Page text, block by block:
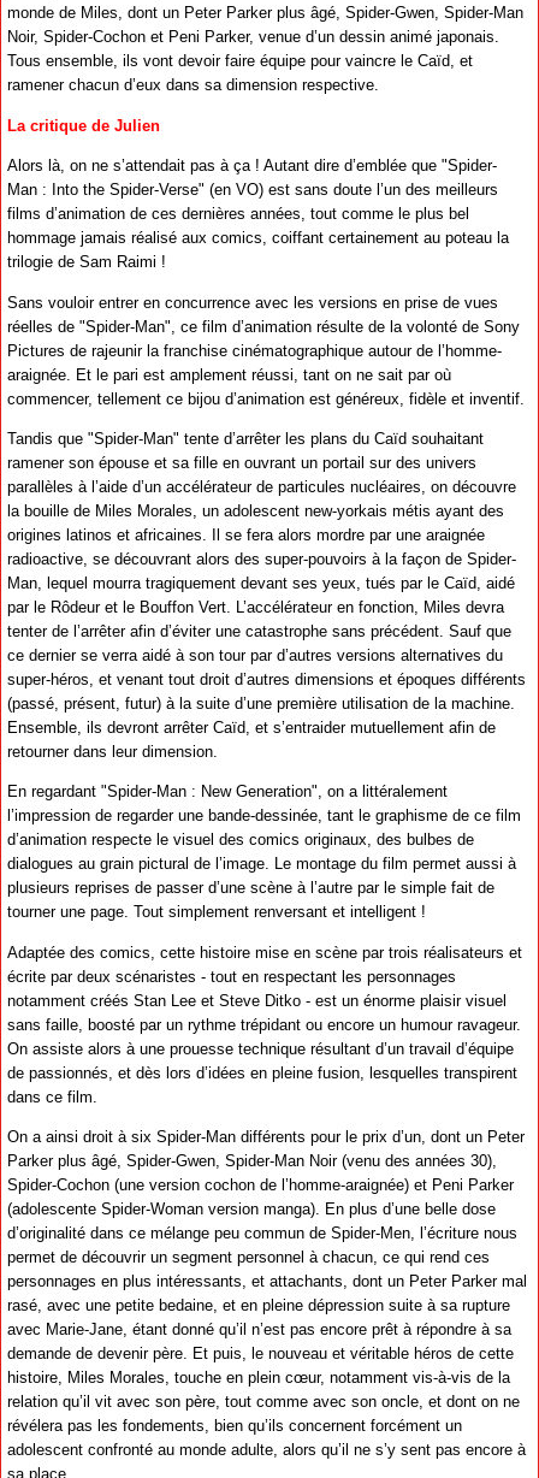
monde de Miles, dont un Peter Parker plus âgé, Spider-Gwen, Spider-Man
Noir, Spider-Cochon et Peni Parker, venue d’un dessin animé japonais.
Tous ensemble, ils vont devoir faire équipe pour vaincre le Caïd, et
ramener chacun d’eux dans sa dimension respective.
La critique de Julien
Alors là, on ne s’attendait pas à ça ! Autant dire d’emblée que "Spider-
Man : Into the Spider-Verse" (en VO) est sans doute l’un des meilleurs
films d’animation de ces dernières années, tout comme le plus bel
hommage jamais réalisé aux comics, coiffant certainement au poteau la
trilogie de Sam Raimi !
Sans vouloir entrer en concurrence avec les versions en prise de vues
réelles de "Spider-Man", ce film d’animation résulte de la volonté de Sony
Pictures de rajeunir la franchise cinématographique autour de l’homme-
araignée. Et le pari est amplement réussi, tant on ne sait par où
commencer, tellement ce bijou d’animation est généreux, fidèle et inventif.
Tandis que "Spider-Man" tente d’arrêter les plans du Caïd souhaitant
ramener son épouse et sa fille en ouvrant un portail sur des univers
parallèles à l’aide d’un accélérateur de particules nucléaires, on découvre
la bouille de Miles Morales, un adolescent new-yorkais métis ayant des
origines latinos et africaines. Il se fera alors mordre par une araignée
radioactive, se découvrant alors des super-pouvoirs à la façon de Spider-
Man, lequel mourra tragiquement devant ses yeux, tués par le Caïd, aidé
par le Rôdeur et le Bouffon Vert. L’accélérateur en fonction, Miles devra
tenter de l’arrêter afin d’éviter une catastrophe sans précédent. Sauf que
ce dernier se verra aidé à son tour par d’autres versions alternatives du
super-héros, et venant tout droit d’autres dimensions et époques différents
(passé, présent, futur) à la suite d’une première utilisation de la machine.
Ensemble, ils devront arrêter Caïd, et s’entraider mutuellement afin de
retourner dans leur dimension.
En regardant "Spider-Man : New Generation", on a littéralement
l’impression de regarder une bande-dessinée, tant le graphisme de ce film
d’animation respecte le visuel des comics originaux, des bulbes de
dialogues au grain pictural de l’image. Le montage du film permet aussi à
plusieurs reprises de passer d’une scène à l’autre par le simple fait de
tourner une page. Tout simplement renversant et intelligent !
Adaptée des comics, cette histoire mise en scène par trois réalisateurs et
écrite par deux scénaristes - tout en respectant les personnages
notamment créés Stan Lee et Steve Ditko - est un énorme plaisir visuel
sans faille, boosté par un rythme trépidant ou encore un humour ravageur.
On assiste alors à une prouesse technique résultant d’un travail d’équipe
de passionnés, et dès lors d’idées en pleine fusion, lesquelles transpirent
dans ce film.
On a ainsi droit à six Spider-Man différents pour le prix d’un, dont un Peter
Parker plus âgé, Spider-Gwen, Spider-Man Noir (venu des années 30),
Spider-Cochon (une version cochon de l’homme-araignée) et Peni Parker
(adolescente Spider-Woman version manga). En plus d’une belle dose
d’originalité dans ce mélange peu commun de Spider-Men, l’écriture nous
permet de découvrir un segment personnel à chacun, ce qui rend ces
personnages en plus intéressants, et attachants, dont un Peter Parker mal
rasé, avec une petite bedaine, et en pleine dépression suite à sa rupture
avec Marie-Jane, étant donné qu’il n’est pas encore prêt à répondre à sa
demande de devenir père. Et puis, le nouveau et véritable héros de cette
histoire, Miles Morales, touche en plein cœur, notamment vis-à-vis de la
relation qu’il vit avec son père, tout comme avec son oncle, et dont on ne
révélera pas les fondements, bien qu’ils concernent forcément un
adolescent confronté au monde adulte, alors qu’il ne s’y sent pas encore à
sa place...